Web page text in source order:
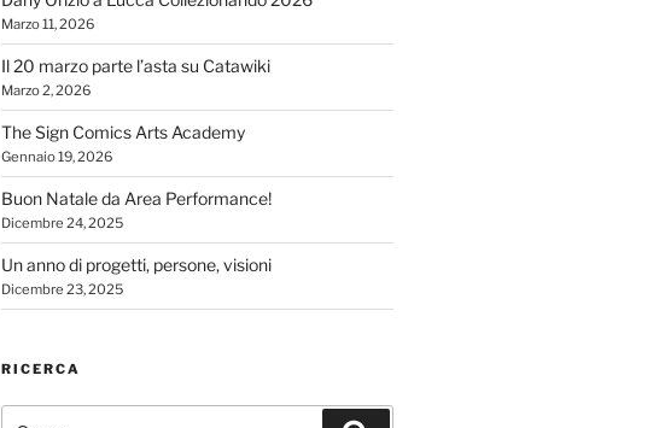
Marzo 11, 2026
Il 20 marzo parte l’asta su Catawiki
Marzo 2, 2026
The Sign Comics Arts Academy
Gennaio 19, 2026
Buon Natale da Area Performance!
Dicembre 24, 2025
Un anno di progetti, persone, visioni
Dicembre 23, 2025
RICERCA